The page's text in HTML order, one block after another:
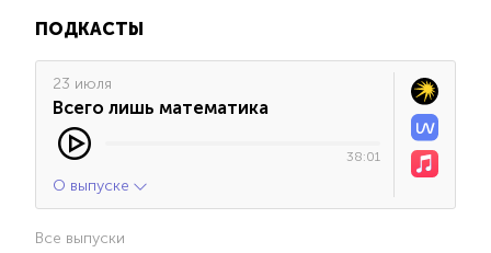
ПОДКАСТЫ
23 июля
Всего лишь математика
38:01
О выпуске
Все выпуски